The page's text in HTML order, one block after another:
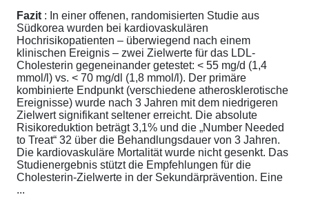
Fazit : In einer offenen, randomisierten Studie aus
Südkorea wurden bei kardiovaskulären
Hochrisikopatienten – überwiegend nach einem
klinischen Ereignis – zwei Zielwerte für das LDL-
Cholesterin gegeneinander getestet: < 55 mg/d (1,4
mmol/l) vs. < 70 mg/dl (1,8 mmol/l). Der primäre
kombinierte Endpunkt (verschiedene atherosklerotische
Ereignisse) wurde nach 3 Jahren mit dem niedrigeren
Zielwert signifikant seltener erreicht. Die absolute
Risikoreduktion beträgt 3,1% und die „Number Needed
to Treat“ 32 über die Behandlungsdauer von 3 Jahren.
Die kardiovaskuläre Mortalität wurde nicht gesenkt. Das
Studienergebnis stützt die Empfehlungen für die
Cholesterin-Zielwerte in der Sekundärprävention. Eine
...